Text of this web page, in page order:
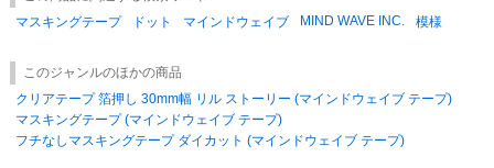
マスキングテープ
ドット マインドウェイブ MIND WAVE INC. 模様
このジャンルのほかの商品
クリアテープ 箔押し 30mm幅 リル ストーリー (マインドウェイブ テープ)
マスキングテープ (マインドウェイブ テープ)
フチなしマスキングテープ ダイカット (マインドウェイブ テープ)